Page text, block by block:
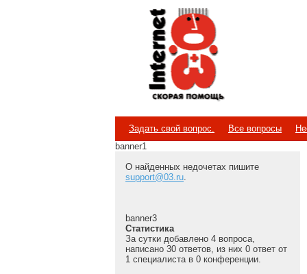
Internet
Скорая помощь
Задать свой вопрос. Все вопросы
banner1
О найденных недочетах пишите
support@03.ru.
banner3
Статистика
За сутки добавлено 4 вопроса,
написано 30 ответов, из них 0 ответ от
1 специалиста в 0 конференции.